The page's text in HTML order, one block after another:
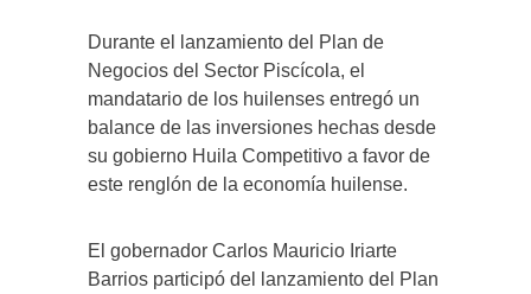
Durante el lanzamiento del Plan de
Negocios del Sector Piscícola, el
mandatario de los huilenses entregó un
balance de las inversiones hechas desde
su gobierno Huila Competitivo a favor de
este renglón de la economía huilense.
El gobernador Carlos Mauricio Iriarte
Barrios participó del lanzamiento del Plan